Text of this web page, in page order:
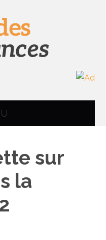
sur
la